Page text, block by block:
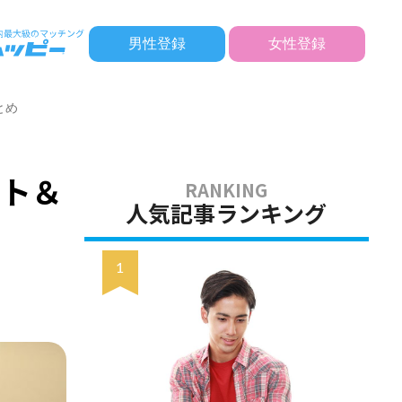
男性登録 女性登録
め
＆
人気記事ランキング